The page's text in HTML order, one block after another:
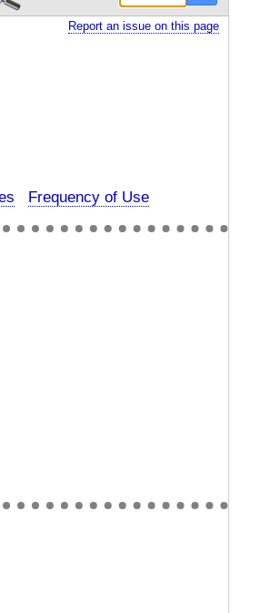
Report an issue on this page
Frequency of Use